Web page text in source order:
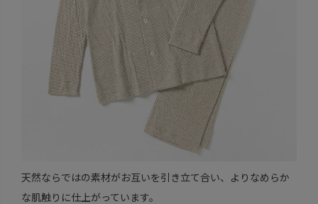
天然ならではの素材がお互いを引き立て合い、よりなめらか
な肌触りに仕上がっています。